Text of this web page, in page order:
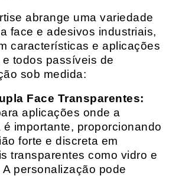
abrange uma variedade
face e adesivos industriais,
características e aplicações
todos passíveis de
sob medida:
Face Transparentes:
aplicações onde a
é importante, proporcionando
forte e discreta em
transparentes como vidro e
personalização pode